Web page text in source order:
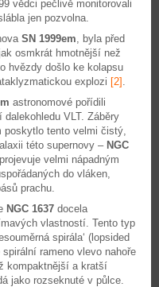
vědci pečlivě monitorovali
jen pozvolna.
SN 1999em, byla před
osmkrát hmotnější než
hvězdy došlo ke kolapsu
explozi [2] .
astronomové pořídili
VLT. Záběry
poskytlo tento velmi čistý,
této supernovy – NGC
velmi nápadným
do vláken,
prachu.
NGC 1637 docela
vlastností. Tento typ
spirála‘ (lopsided
rameno vlevo nahoře
kompaktnější a kratší
jako rozseknuté v půlce.